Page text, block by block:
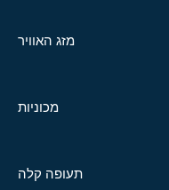
מזג האוויר
מכוניות
תעופה קלה